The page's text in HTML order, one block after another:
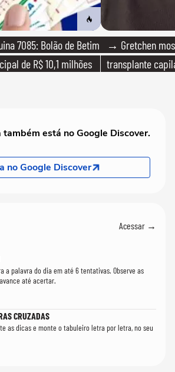
7085: Bolão de Betim
de R$ 10,1 milhões
→ Gretchen
transplante
também está no Google Discover.
no Google Discover
Acessar →
a palavra do dia em até 6 tentativas. Observe as
até acertar.
CRUZADAS
as dicas e monte o tabuleiro letra por letra, no seu